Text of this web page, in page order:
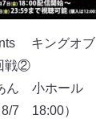
キングオブ
戦②
ん 小ホール
8/7 18:00）